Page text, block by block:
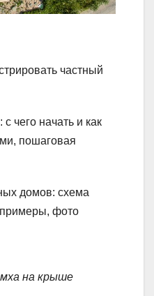
частный
чего начать и как
пошаговая
домов: схема
фото
на крыше